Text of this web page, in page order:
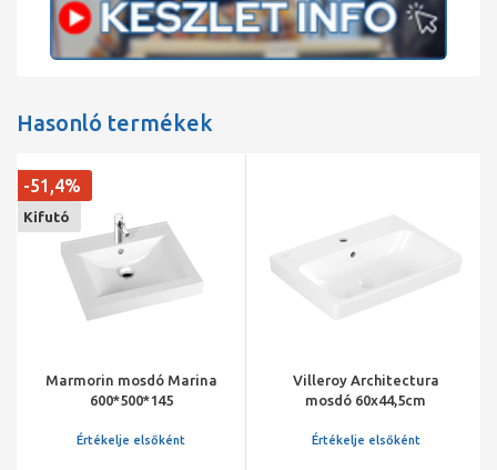
Hasonló termékek
Marmorin mosdó Marina
600*500*145
-51,4%
Kifutó
Értékelje elsőként
Villeroy Architectura
mosdó 60x44,5cm
csaplyukfurattal,középső
Értékelje elsőként